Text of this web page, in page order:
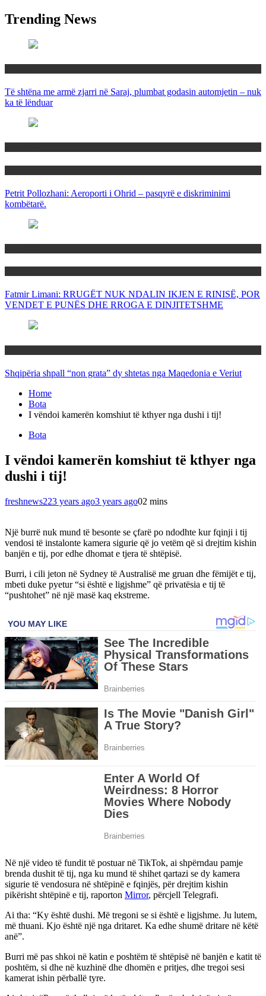
Trending News
Të shtëna me armë zjarri në Saraj, plumbat godasin automjetin – nuk
ka të lënduar
Petrit Pollozhani: Aeroporti i Ohrid – pasqyrë e diskriminimi
kombëtarë.
Fatmir Limani: RRUGËT NUK NDALIN IKJEN E RINISË, POR
VENDET E PUNËS DHE RROGA E DINJITETSHME
Shqipëria shpall “non grata” dy shtetas nga Maqedonia e Veriut
Home
Bota
I vëndoi kamerën komshiut të kthyer nga dushi i tij!
Bota
I vëndoi kamerën komshiut të kthyer nga
dushi i tij!
freshnews223 years ago3 years ago02 mins
Një burrë nuk mund të besonte se çfarë po ndodhte kur fqinji i tij
vendosi të instalonte kamera sigurie që jo vetëm që si drejtim kishin
banjën e tij, por edhe dhomat e tjera të shtëpisë.
Burri, i cili jeton në Sydney të Australisë me gruan dhe fëmijët e tij,
mbeti duke pyetur “si është e ligjshme” që privatësia e tij të
“pushtohet” në një masë kaq ekstreme.
Në një video të fundit të postuar në TikTok, ai shpërndau pamje
brenda dushit të tij, nga ku mund të shihet qartazi se dy kamera
sigurie të vendosura në shtëpinë e fqinjës, për drejtim kishin
pikërisht shtëpinë e tij, raporton Mirror, përcjell Telegrafi.
Ai tha: “Ky është dushi. Më tregoni se si është e ligjshme. Ju lutem,
më thuani. Kjo është një nga dritaret. Ka edhe shumë dritare në këtë
anë”.
Burri më pas shkoi në katin e poshtëm të shtëpisë në banjën e katit të
poshtëm, si dhe në kuzhinë dhe dhomën e pritjes, dhe tregoi sesi
kamerat ishin përballë tyre.